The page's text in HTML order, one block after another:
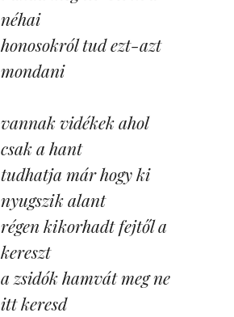
néhai
honosokról tud ezt-azt
mondani
vannak vidékek ahol
csak a hant
tudhatja már hogy ki
nyugszik alant
régen kikorhadt fejtől a
kereszt
a zsidók hamvát meg ne
itt keresd